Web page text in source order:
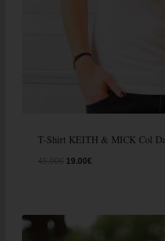
T-Shirt KEITH & MICK Col
19.00€